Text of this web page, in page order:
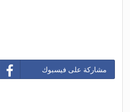
مشاركة على فيسبوك